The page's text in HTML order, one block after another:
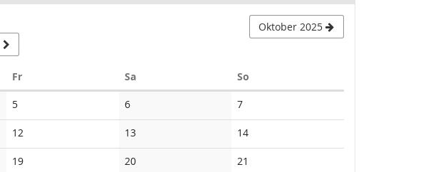
Oktober 2025
FrFreitag SaSamstag So
5Keine
Veranstaltungen
6Keine
Veranstaltungen
7Keine
Veranstaltungen
12
Veranstaltungen
13Keine
Veranstaltungen
14Keine
Veranstaltungen
19Keine
20Keine
21